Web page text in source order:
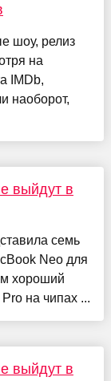
шоу, релиз
на
IMDb,
наоборот,
выйдут в
семь
Neo для
хороший
на чипах ...
выйдут в